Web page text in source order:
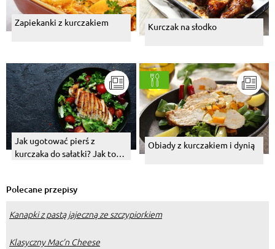
Zapiekanki z kurczakiem Kurczak na słodko
Jak ugotować pierś z
kurczaka do sałatki? Jak to
Obiady z kurczakiem i dynią
Polecane przepisy
Kanapki z pastą jajeczną ze szczypiorkiem
Klasyczny Mac’n Cheese